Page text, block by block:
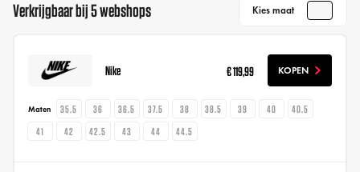
Verkrijgbaar bij 5 webshops Kies maat
Nike € 119,99 KOPEN
Maten 35.5 36 36.5 37.5 38 38.5 39 40
40.5
41
42 42.5 43 44 44.5